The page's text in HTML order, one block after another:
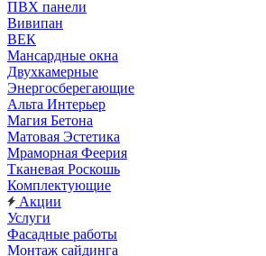
ПВХ панели
Вивипан
ВЕК
Мансардные окна
Двухкамерные
Энергосберегающие
Альта Интерьер
Магия Бетона
Матовая Эстетика
Мраморная Феерия
Тканевая Роскошь
Комплектующие
Акции
Услуги
Фасадные работы
Монтаж сайдинга